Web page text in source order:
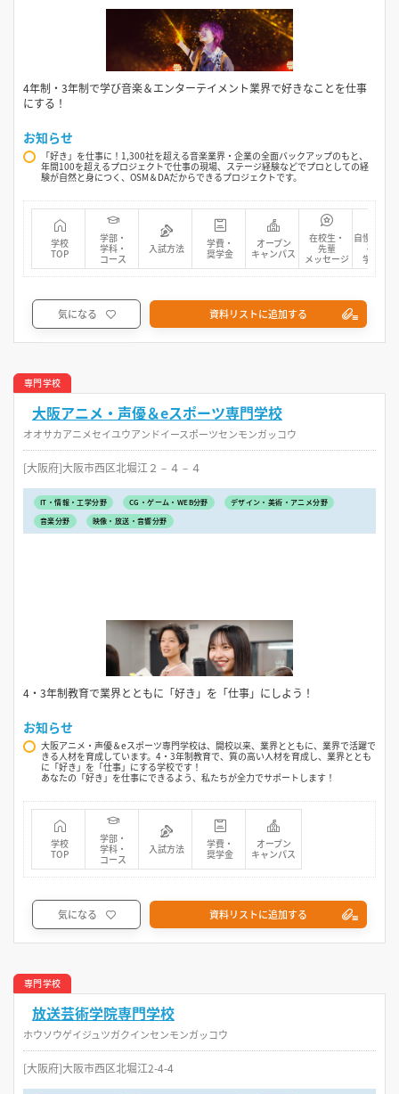
4年制・3年制で学び音楽＆エンターテイメント業界で好きなことを仕事
にする！
お知らせ
「好き」を仕事に！1,300社を超える音楽業界・企業の全面バックアップのもと、
年間100を超えるプロジェクトで仕事の現場、ステージ経験などでプロとしての経
験が自然と身につく、OSM＆DAだからできるプロジェクトです。
学校
TOP
学部・
学科・
コース
入試方法
学費・
奨学金
オープン
キャンパス
在校生・
先輩
メッセージ
自慢の先
研究・
学生活動
気になる 資料リストに追加する
専門学校
大阪アニメ・声優＆eスポーツ専門学校
オオサカアニメセイユウアンドイースポーツセンモンガッコウ
[大阪府]大阪市西区北堀江２－４－４
IT・情報・工学分野 CG・ゲーム・WEB分野
デザイン・美術・アニメ分野
音楽分野
映像・放送・音響分野
4・3年制教育で業界とともに「好き」を「仕事」にしよう！
お知らせ
大阪アニメ・声優＆eスポーツ専門学校は、開校以来、業界とともに、業界で活躍で
きる人材を育成しています。4・3年制教育で、質の高い人材を育成し、業界ととも
に「好き」を「仕事」にする学校です！
あなたの「好き」を仕事にできるよう、私たちが全力でサポートします！
学校
TOP
学部・
学科・
コース
入試方法
学費・
奨学金
オープン
キャンパス
気になる 資料リストに追加する
専門学校
放送芸術学院専門学校
ホウソウゲイジュツガクインセンモンガッコウ
[大阪府]大阪市西区北堀江2-4-4